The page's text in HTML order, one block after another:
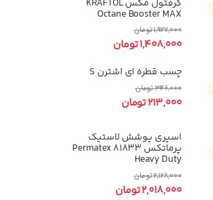
کرفتول مکس KRAFTOL
Octane Booster MAX
1,408,000تومان
1,927,000تومان
چسب قطره ای اشترن S
213,000تومان
346,000تومان
اسپری پوشش لاستیک
پرماتکس Permatex 81833
Heavy Duty
2,018,000تومان
2,128,000تومان